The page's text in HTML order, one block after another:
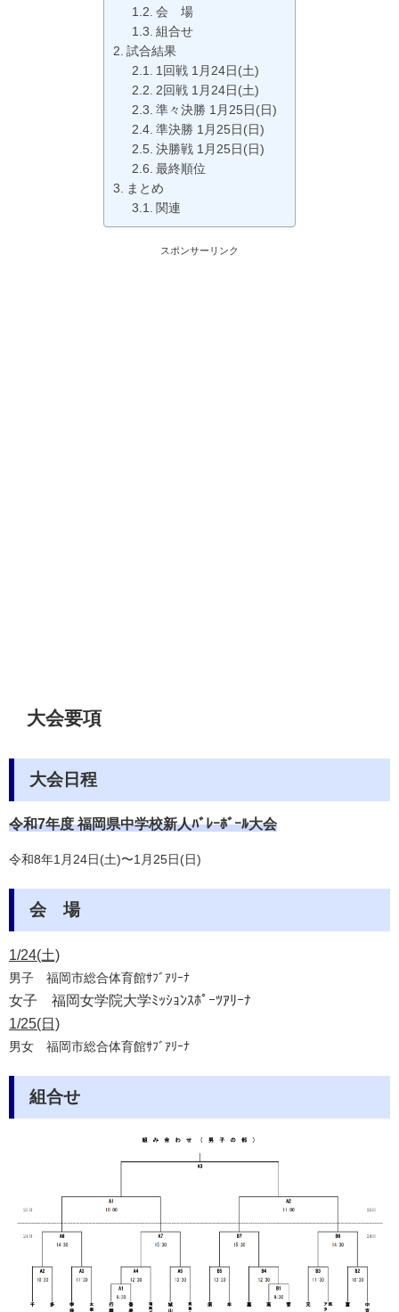
会 場
組合せ
試合結果
1回戦 1月24日(土)
2回戦 1月24日(土)
準々決勝 1月25日(日)
準決勝 1月25日(日)
決勝戦 1月25日(日)
最終順位
まとめ
関連
スポンサーリンク
大会要項
大会日程
令和7年度 福岡県中学校新人ﾊﾞﾚｰﾎﾞｰﾙ大会
令和8年1月24日(土)〜1月25日(日)
会 場
1/24(土)
男子 福岡市総合体育館ｻﾌﾞｱﾘｰﾅ
女子 福岡女学院大学ﾐｯｼｮﾝｽﾎﾟｰﾂｱﾘｰﾅ
1/25(日)
男女 福岡市総合体育館ｻﾌﾞｱﾘｰﾅ
組合せ